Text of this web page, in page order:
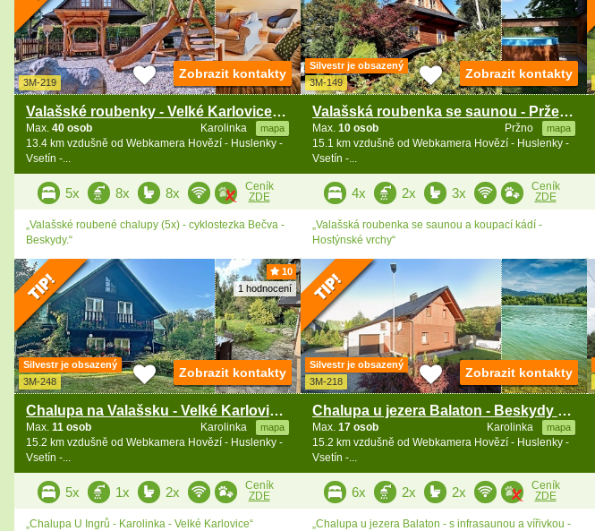
3M-219
Valašské roubenky - Velké Karlovice - Beskydy
Karolinka mapa
Max. 40 osob
13.4 km vzdušně od Webkamera Hovězí - Huslenky -
Vsetín -...
Zobrazit kontakty
5x 8x 8x
Ceník
ZDE
„Valašské roubené chalupy (5x) - cyklostezka Bečva -
Beskydy.“
Silvestr je obsazený
3M-149
Valašská roubenka se saunou - Prženské paseky
Pržno mapa
Max. 10 osob
15.1 km vzdušně od Webkamera Hovězí - Huslenky -
Vsetín -...
Zobrazit kontakty
4x 2x 3x
Ceník
ZDE
„Valašská roubenka se saunou a koupací kádí -
Hostýnské vrchy“
10
1 hodnocení
Silvestr je obsazený
3M-248
Chalupa na Valašsku - Velké Karlovice - Bečva
Karolinka mapa
Max. 11 osob
15.2 km vzdušně od Webkamera Hovězí - Huslenky -
Vsetín -...
Zobrazit kontakty
5x 1x 2x
Ceník
ZDE
„Chalupa U Ingrů - Karolinka - Velké Karlovice“
Silvestr je obsazený
3M-218
Chalupa u jezera Balaton - Beskydy - Pluskoveček
Karolinka mapa
Max. 17 osob
15.2 km vzdušně od Webkamera Hovězí - Huslenky -
Vsetín -...
Zobrazit kontakty
6x 2x 2x
Ceník
ZDE
„Chalupa u jezera Balaton - s infrasaunou a vířivkou -